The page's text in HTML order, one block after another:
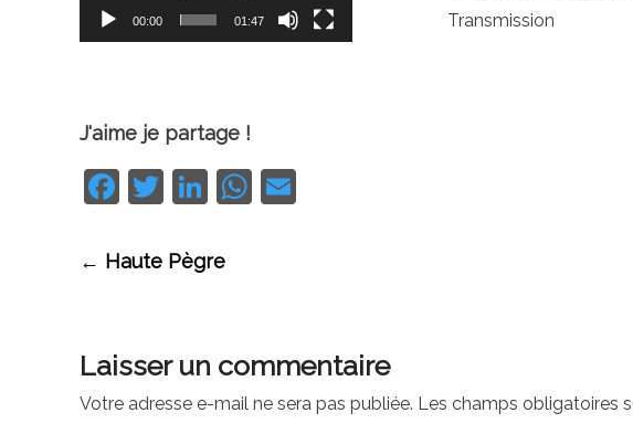
00:00 01:47
Transmission
J'aime je partage !
Facebook
Twitter
LinkedIn
WhatsApp
Navigation
articles
← Haute Pègre
Laisser un commentaire
Votre adresse e-mail ne sera pas publiée. Les champs obligatoires